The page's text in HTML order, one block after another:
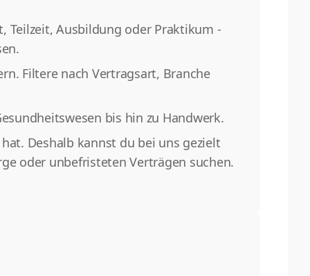
Teilzeit, Ausbildung oder Praktikum -
Filtere nach Vertragsart, Branche
bis hin zu Handwerk.
Deshalb kannst du bei uns gezielt
oder unbefristeten Verträgen suchen.